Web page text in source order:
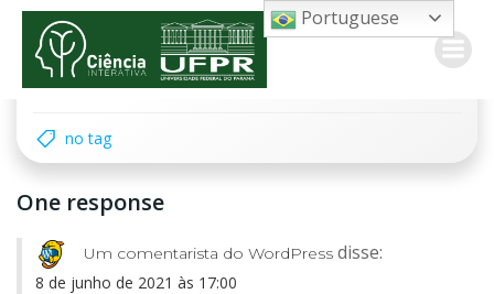
Pular
para
o
conteúdo
Em construção
no tag
One response
Um comentarista do WordPress disse:
8 de junho de 2021 às 17:00
Portuguese